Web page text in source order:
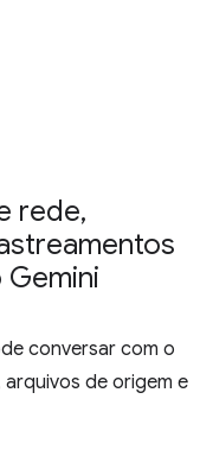
rede,
conversar com o
de origem e